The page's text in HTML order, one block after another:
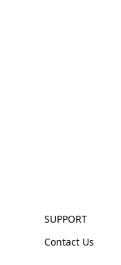
SUPPORT
Contact Us